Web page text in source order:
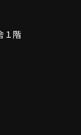
１階